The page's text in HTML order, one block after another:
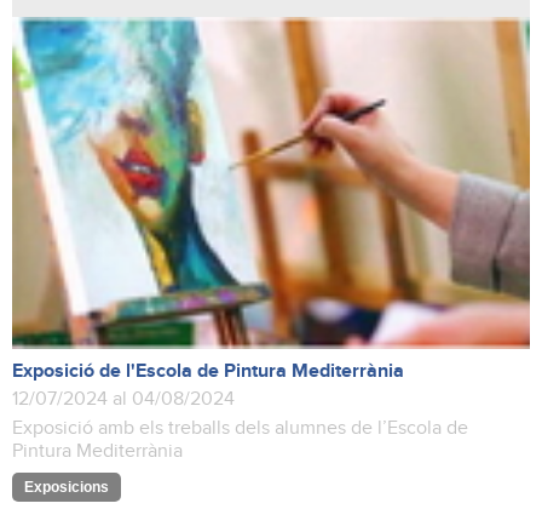
Exposició de l'Escola de Pintura Mediterrània
12/07/2024 al 04/08/2024
Exposició amb els treballs dels alumnes de l’Escola de
Pintura Mediterrània
Exposicions